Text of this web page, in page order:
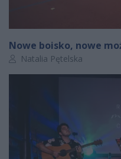
Nowe boisko, nowe
Autor artykułu:
Natalia Pętelska